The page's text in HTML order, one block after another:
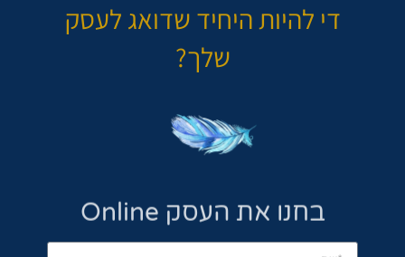
די להיות היחיד שדואג לעסק
שלך?
בחנו את העסק Online